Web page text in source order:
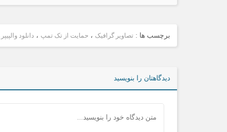
برچسب ها : تصاویر گرافیک ، حمایت از تک تمپ ، دانلود والپیپر
دیدگاهتان را بنویسید